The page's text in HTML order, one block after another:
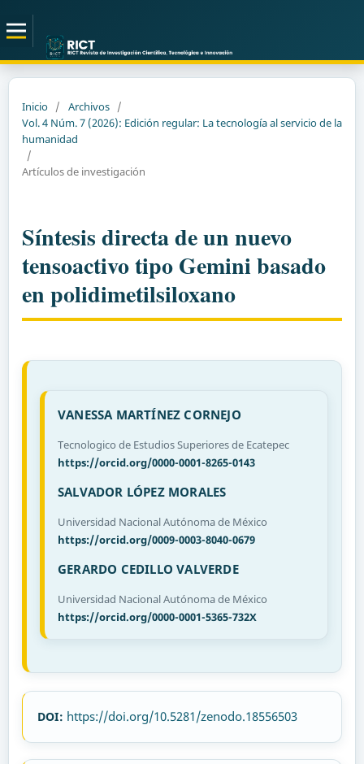
Inicio / Archivos /
Vol. 4 Núm. 7 (2026): Edición regular: La tecnología al servicio de la
humanidad
/
Artículos de investigación
Síntesis directa de un nuevo
tensoactivo tipo Gemini basado
en polidimetilsiloxano
VANESSA MARTÍNEZ CORNEJO
Tecnologico de Estudios Superiores de Ecatepec
https://orcid.org/0000-0001-8265-0143
SALVADOR LÓPEZ MORALES
Universidad Nacional Autónoma de México
https://orcid.org/0009-0003-8040-0679
GERARDO CEDILLO VALVERDE
Universidad Nacional Autónoma de México
https://orcid.org/0000-0001-5365-732X
DOI: https://doi.org/10.5281/zenodo.18556503